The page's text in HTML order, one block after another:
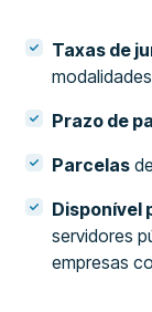
Taxas de
Prazo de
Parcelas
Disponível
servidores
empresas